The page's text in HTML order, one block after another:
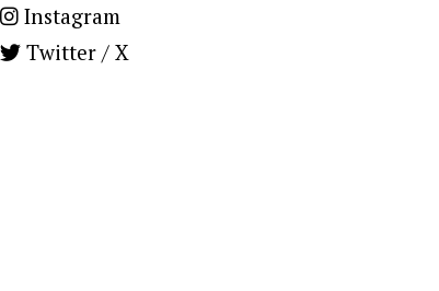
Instagram
Twitter / X